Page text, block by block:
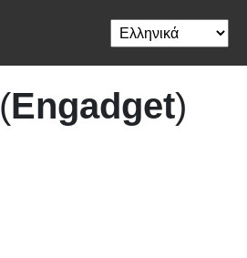
Engadget)